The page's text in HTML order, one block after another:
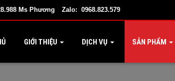
Ms Phương Zalo: 0968.823.579
GIỚI THIỆU DỊCH VỤ SẢN PHẨM